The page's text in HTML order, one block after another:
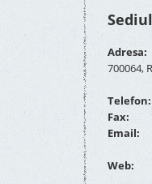
Adresa:
700064,
Telefon:
Fax:
Email:
Web: